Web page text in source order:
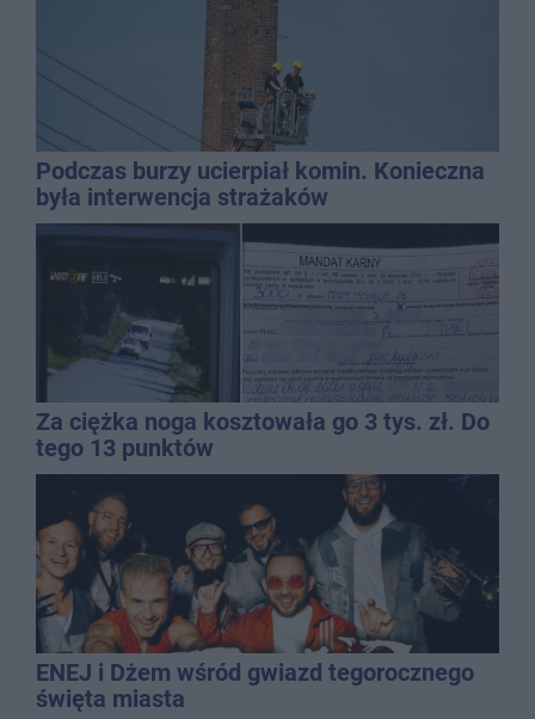
Podczas burzy ucierpiał komin. Konieczna
była interwencja strażaków
Za ciężka noga kosztowała go 3 tys. zł. Do
tego 13 punktów
ENEJ i Dżem wśród gwiazd tegorocznego
święta miasta